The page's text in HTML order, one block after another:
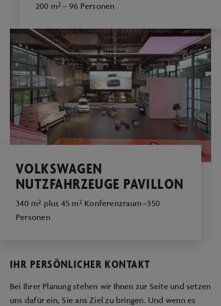
200 m² – 96 Personen
VOLKSWAGEN
NUTZFAHRZEUGE PAVILLON
340 m² plus 45 m² Konferenzraum –350
Personen
IHR PERSÖNLICHER KONTAKT
Bei Ihrer Planung stehen wir Ihnen zur Seite und setzen
uns dafür ein, Sie ans Ziel zu bringen. Und wenn es